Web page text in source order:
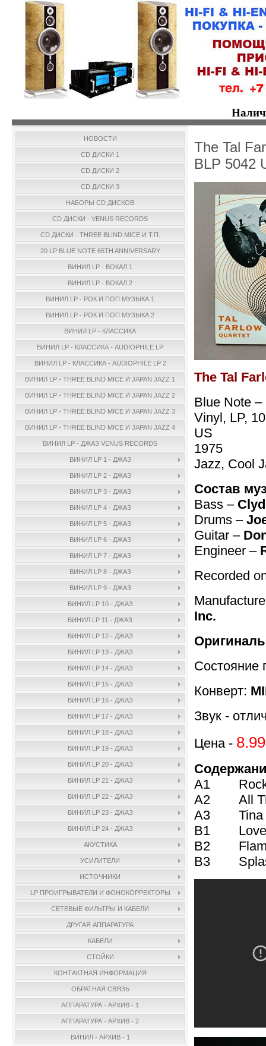
НОВОСТИ
CD ДИСКИ 1
CD ДИСКИ 2
CD ДИСКИ 3
НАБОРЫ CD ДИСКОВ
CD ДИСКИ - VENUS RECORDS
CD ДИСКИ - THREE BLIND MICE И Т.П.
20 LP BLUE NOTE 65TH ANNIVERSARY
ВИНИЛ LP - ВОКАЛ 1
ВИНИЛ LP - ВОКАЛ 2
ВИНИЛ LP - РОК И ПОП МУЗЫКА 1
ВИНИЛ LP - РОК И ПОП МУЗЫКА 2
ВИНИЛ LP - КЛАССИКА
ВИНИЛ LP - КЛАССИКА - AUDIOPHILE LP
ВИНИЛ LP - КЛАССИКА - AUDIOPHILE LP 2
ВИНИЛ LP - THREE BLIND MICE И JAPAN JAZZ 1
ВИНИЛ LP - THREE BLIND MICE И JAPAN JAZZ 2
ВИНИЛ LP - THREE BLIND MICE И JAPAN JAZZ 3
ВИНИЛ LP - THREE BLIND MICE И JAPAN JAZZ 4
ВИНИЛ LP - ДЖАЗ VENUS RECORDS
ВИНИЛ LP 1 - ДЖАЗ
ВИНИЛ LP 2 - ДЖАЗ
ВИНИЛ LP 3 - ДЖАЗ
ВИНИЛ LP 4 - ДЖАЗ
ВИНИЛ LP 5 - ДЖАЗ
ВИНИЛ LP 6 - ДЖАЗ
ВИНИЛ LP 7 - ДЖАЗ
ВИНИЛ LP 8 - ДЖАЗ
ВИНИЛ LP 9 - ДЖАЗ
ВИНИЛ LP 10 - ДЖАЗ
ВИНИЛ LP 11 - ДЖАЗ
ВИНИЛ LP 12 - ДЖАЗ
ВИНИЛ LP 13 - ДЖАЗ
ВИНИЛ LP 14 - ДЖАЗ
ВИНИЛ LP 15 - ДЖАЗ
ВИНИЛ LP 16 - ДЖАЗ
ВИНИЛ LP 17 - ДЖАЗ
ВИНИЛ LP 18 - ДЖАЗ
ВИНИЛ LP 19 - ДЖАЗ
ВИНИЛ LP 20 - ДЖАЗ
ВИНИЛ LP 21 - ДЖАЗ
ВИНИЛ LP 22 - ДЖАЗ
ВИНИЛ LP 23 - ДЖАЗ
ВИНИЛ LP 24 - ДЖАЗ
АКУСТИКА
УСИЛИТЕЛИ
ИСТОЧНИКИ
LP ПРОИГРЫВАТЕЛИ И ФОНОКОРРЕКТОРЫ
СЕТЕВЫЕ ФИЛЬТРЫ И КАБЕЛИ
ДРУГАЯ АППАРАТУРА
КАБЕЛИ
СТОЙКИ
КОНТАКТНАЯ ИНФОРМАЦИЯ
ОБРАТНАЯ СВЯЗЬ
АППАРАТУРА - АРХИВ - 1
АППАРАТУРА - АРХИВ - 2
ВИНИЛ - АРХИВ - 1
The Tal
BLP 5042
The Tal
Blue Note
Vinyl, LP,
US
1975
Jazz, Cool
Состав
Bass –
Drums –
Guitar –
Engineer –
Recorded
Inc.
Состояние
Конверт:
Звук -
Цена -
A1 Rock
A2 All
A3 Tina
B1
B2
B3